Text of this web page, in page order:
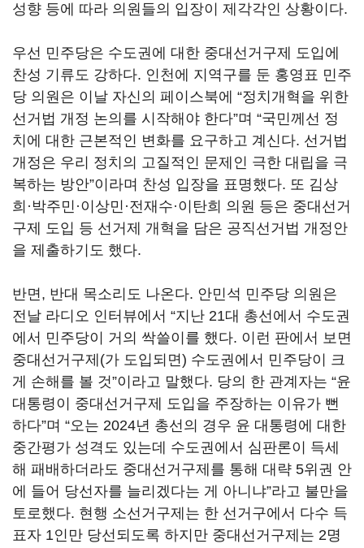
성향 등에 따라 의원들의 입장이 제각각인 상황이다.
우선 민주당은 수도권에 대한 중대선거구제 도입에
찬성 기류도 강하다. 인천에 지역구를 둔 홍영표 민주
당 의원은 이날 자신의 페이스북에 “정치개혁을 위한
선거법 개정 논의를 시작해야 한다”며 “국민께선 정
치에 대한 근본적인 변화를 요구하고 계신다. 선거법
개정은 우리 정치의 고질적인 문제인 극한 대립을 극
복하는 방안”이라며 찬성 입장을 표명했다. 또 김상
희·박주민·이상민·전재수·이탄희 의원 등은 중대선거
구제 도입 등 선거제 개혁을 담은 공직선거법 개정안
을 제출하기도 했다.
반면, 반대 목소리도 나온다. 안민석 민주당 의원은
전날 라디오 인터뷰에서 “지난 21대 총선에서 수도권
에서 민주당이 거의 싹쓸이를 했다. 이런 판에서 보면
중대선거구제(가 도입되면) 수도권에서 민주당이 크
게 손해를 볼 것”이라고 말했다. 당의 한 관계자는 “윤
대통령이 중대선거구제 도입을 주장하는 이유가 뻔
하다”며 “오는 2024년 총선의 경우 윤 대통령에 대한
중간평가 성격도 있는데 수도권에서 심판론이 득세
해 패배하더라도 중대선거구제를 통해 대략 5위권 안
에 들어 당선자를 늘리겠다는 게 아니냐”라고 불만을
토로했다. 현행 소선거구제는 한 선거구에서 다수 득
표자 1인만 당선되도록 하지만 중대선거구제는 2명